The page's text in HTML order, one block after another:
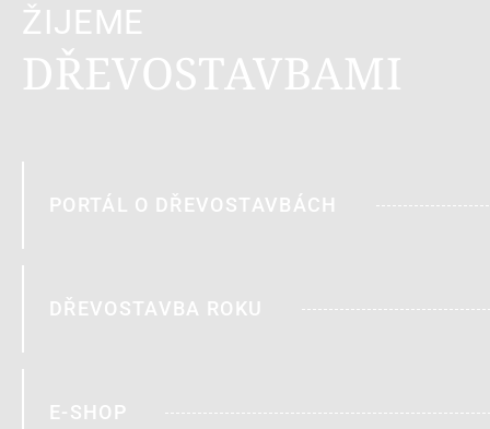
ŽIJEME
DŘEVOSTAVBAMI
PORTÁL O DŘEVOSTAVBÁCH
DŘEVOSTAVBA ROKU
E-SHOP